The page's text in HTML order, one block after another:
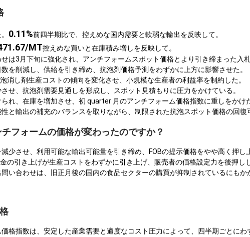
0.11%前四半期比で、控えめな国内需要と軟弱な輸出を反映して。
MT控えめな買いと在庫積み増しを反映して。
は3月下旬に強化され、アンチフォームスポット価格とより引き締まった入
を削減し、供給を引き締め、抗泡剤価格予測をわずかに上方に影響させた。
消し剤生産コストの傾向を変化させ、小規模な生産者の利益率を制約した。
せ、抗泡剤需要見通しを形成し、スポット見積もりに圧力をかけている。
れ、在庫を増加させ、初 quarter 月のアンチフォーム価格指数に重しをかけ
と輸出の補充のバランスを取りながら、制限された抗泡スポット価格の回復
フォームの価格が変わったのですか？
少させ、利用可能な輸出可能量を引き締め、FOBの提示価格をやや高く押し
の引き上げが生産コストをわずかに引き上げ、販売者の価格設定力を後押し
い合わせは、旧正月後の国内の食品セクターの購買が抑制されているにもか
格指数は、安定した産業需要と適度なコスト圧力によって、四半期ごとにわ